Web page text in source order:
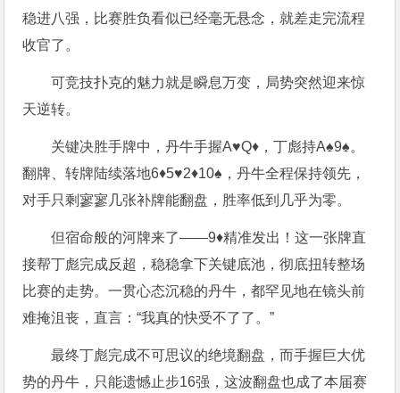
稳进八强，比赛胜负看似已经毫无悬念，就差走完流程
收官了。
可竞技扑克的魅力就是瞬息万变，局势突然迎来惊
天逆转。
关键决胜手牌中，丹牛手握A♥Q♦，丁彪持A♠9♠。
翻牌、转牌陆续落地6♦5♥2♦10♠，丹牛全程保持领先，
对手只剩寥寥几张补牌能翻盘，胜率低到几乎为零。
但宿命般的河牌来了——9♦精准发出！这一张牌直
接帮丁彪完成反超，稳稳拿下关键底池，彻底扭转整场
比赛的走势。一贯心态沉稳的丹牛，都罕见地在镜头前
难掩沮丧，直言：“我真的快受不了了。”
最终丁彪完成不可思议的绝境翻盘，而手握巨大优
势的丹牛，只能遗憾止步16强，这波翻盘也成了本届赛